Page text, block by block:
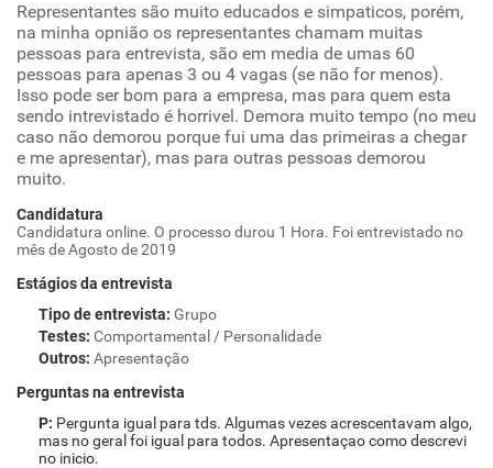
Representantes são muito educados e simpaticos, porém,
na minha opnião os representantes chamam muitas
pessoas para entrevista, são em media de umas 60
pessoas para apenas 3 ou 4 vagas (se não for menos).
Isso pode ser bom para a empresa, mas para quem esta
sendo intrevistado é horrivel. Demora muito tempo (no meu
caso não demorou porque fui uma das primeiras a chegar
e me apresentar), mas para outras pessoas demorou
muito.
Candidatura
Candidatura online. O processo durou 1 Hora. Foi entrevistado no
mês de Agosto de 2019
Estágios da entrevista
Tipo de entrevista: Grupo
Testes: Comportamental / Personalidade
Outros: Apresentação
Perguntas na entrevista
Pergunta igual para tds. Algumas vezes acrescentavam algo,
mas no geral foi igual para todos. Apresentaçao como descrevi
no inicio.